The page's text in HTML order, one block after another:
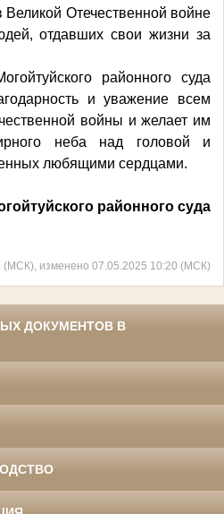
Отечественной войне
отдавших свои жизни за
районного суда
и уважение всем
войны и желает им
неба над головой и
любящими сердцами.
районного суда
(МСК), изменено 07.05.2025 10:20 (МСК)
ДОКУМЕНТОВ В